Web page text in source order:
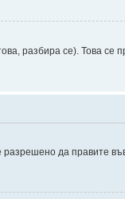
разбира се). Това се
да правите